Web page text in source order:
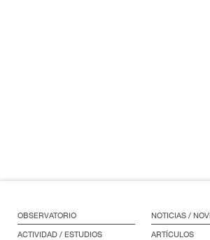
OBSERVATORIO
ACTIVIDAD / ESTUDIOS
NOTICIAS /
ARTÍCULOS